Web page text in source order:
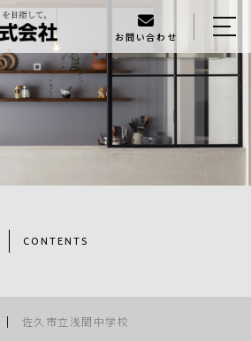
お問い合わせ
CONTENTS
佐久市立浅間中学校
HOME
イベント
池田建設について